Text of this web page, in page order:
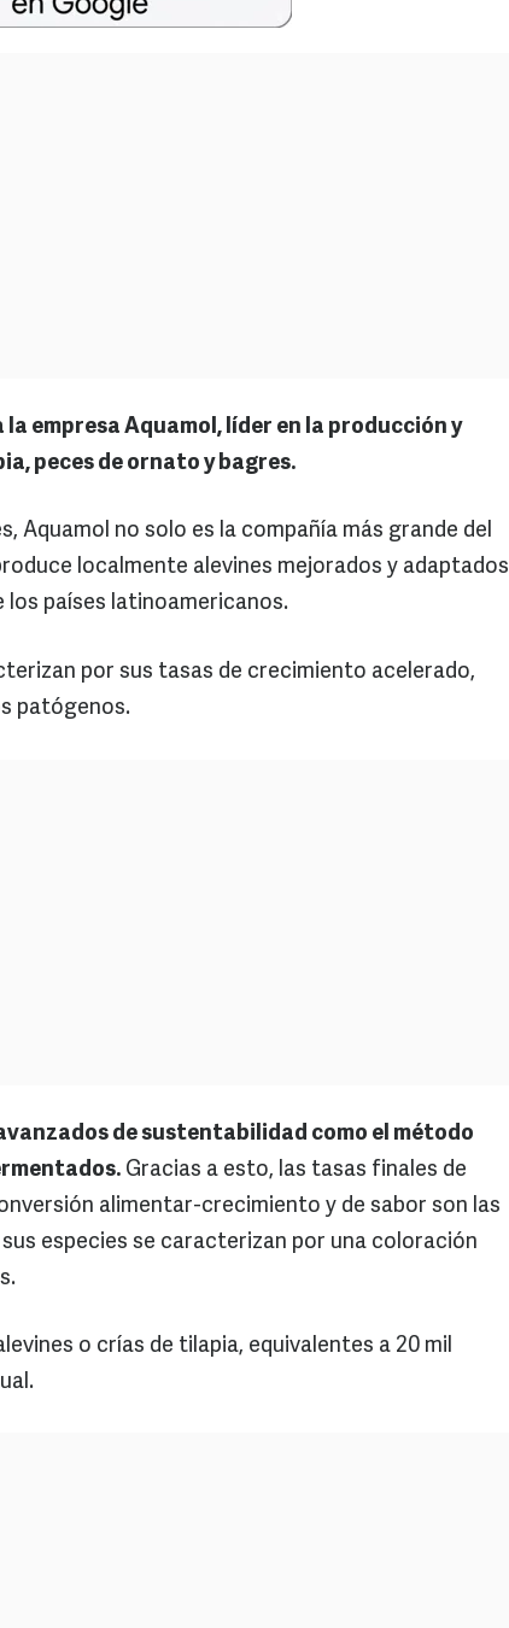
la empresa Aquamol, líder en la producción y
peces de ornato y bagres.
Aquamol no solo es la compañía más grande del
localmente alevines mejorados y adaptados
los países latinoamericanos.
por sus tasas de crecimiento acelerado,
patógenos.
de sustentabilidad como el método
Gracias a esto, las tasas finales de
alimentar-crecimiento y de sabor son las
especies se caracterizan por una coloración
o crías de tilapia, equivalentes a 20 mil